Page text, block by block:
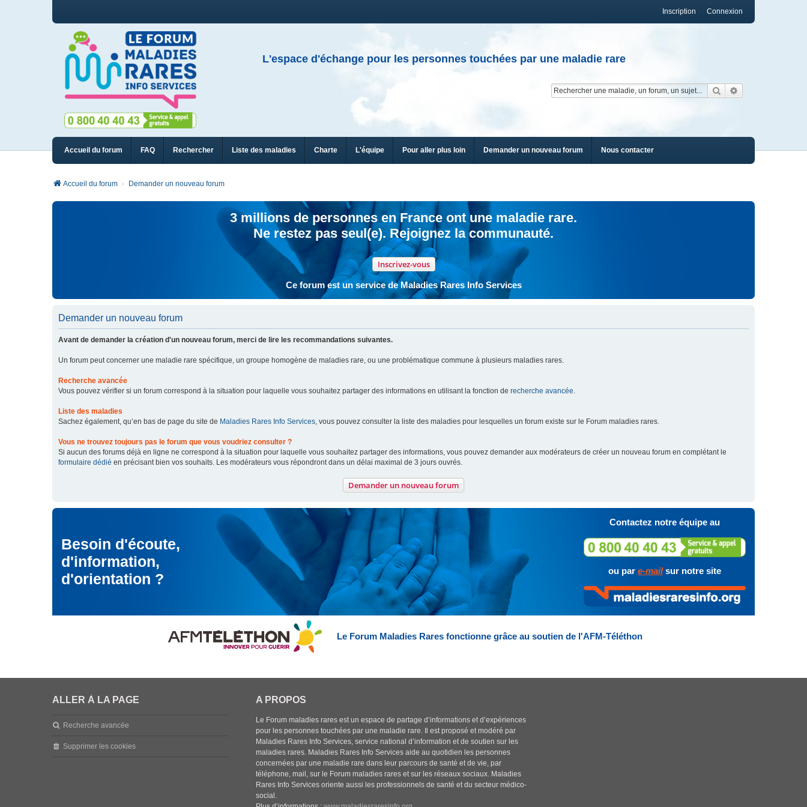
Connexion
Inscription
L'espace d'échange pour les personnes touchées par une maladie rare
Rechercher
Accueil du forum FAQ Rechercher Liste des maladies Charte L'équipe Pour aller plus loin Demander un nouveau forum Nous contacter
Accueil du forum Demander un nouveau forum
3 millions de personnes en France ont une maladie rare.
Ne restez pas seul(e). Rejoignez la communauté.
Inscrivez-vous
Ce forum est un service de Maladies Rares Info Services
Demander un nouveau forum
Avant de demander la création d'un nouveau forum, merci de lire les recommandations suivantes.
Un forum peut concerner une maladie rare spécifique, un groupe homogène de maladies rare, ou une problématique commune à plusieurs maladies rares.
Recherche avancée
Vous pouvez vérifier si un forum correspond à la situation pour laquelle vous souhaitez partager des informations en utilisant la fonction de recherche avancée.
Liste des maladies
Sachez également, qu’en bas de page du site de Maladies Rares Info Services, vous pouvez consulter la liste des maladies pour lesquelles un forum existe sur le Forum maladies rares.
Vous ne trouvez toujours pas le forum que vous voudriez consulter ?
Si aucun des forums déjà en ligne ne correspond à la situation pour laquelle vous souhaitez partager des informations, vous pouvez demander aux modérateurs de créer un nouveau forum en complétant le
formulaire dédié en précisant bien vos souhaits. Les modérateurs vous répondront dans un délai maximal de 3 jours ouvrés.
Demander un nouveau forum
Besoin d'écoute,
d'information,
d'orientation ?
Contactez notre équipe au
ou par e-mailsur notre site
Le Forum Maladies Rares fonctionne grâce au soutien de l'AFM-Téléthon
ALLER À LA PAGE
Recherche avancée
Supprimer les cookies
A PROPOS
Le Forum maladies rares est un espace de partage d’informations et d’expériences
pour les personnes touchées par une maladie rare. Il est proposé et modéré par
Maladies Rares Info Services, service national d’information et de soutien sur les
maladies rares. Maladies Rares Info Services aide au quotidien les personnes
concernées par une maladie rare dans leur parcours de santé et de vie, par
téléphone, mail, sur le Forum maladies rares et sur les réseaux sociaux. Maladies
Rares Info Services oriente aussi les professionnels de santé et du secteur médico-
social.